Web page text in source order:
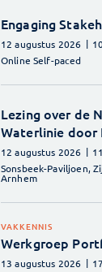
Engaging
12 augustus 2026
Online Self-paced
Lezing over de
Waterlinie door
12 augustus 2026
Sonsbeek-Paviljoen,
Arnhem
VAKKENNIS
Werkgroep
13 augustus 2026